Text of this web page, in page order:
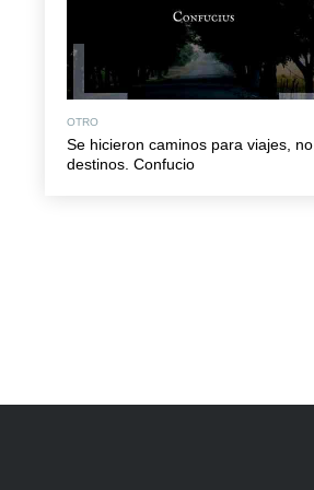
OTRO
Se hicieron caminos para viajes, no
destinos. Confucio